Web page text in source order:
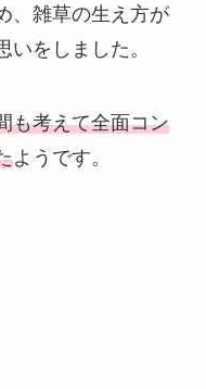
、雑草の生え方が
をしました。
も考えて全面コン
ようです。